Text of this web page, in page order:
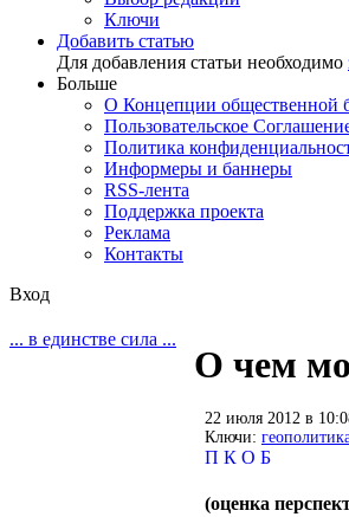
Ключи
Добавить статью
Для добавления статьи необходимо
Больше
О Концепции общественной
Пользовательское
Политика
Информеры и баннеры
RSS-лента
Поддержка проекта
Реклама
Контакты
Вход
... в единстве сила ...
О чем
22 июля 2012 в
Ключи:
П К О Б
(оценка